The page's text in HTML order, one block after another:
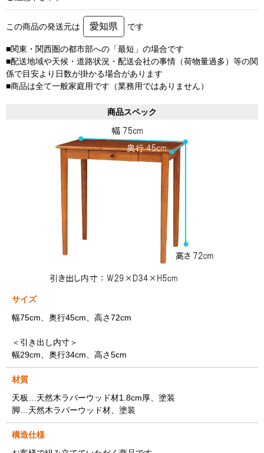
この商品の発送元は 愛知県 です
■関東・関西圏の都市部への「最短」の場合です
■配送地域や天候・道路状況・配送会社の事情（荷物量過多）等の関
係で目安より日数が掛かる場合があります
■商品は全て一般家庭用です（業務用ではありません）
商品スペック
サイズ
幅75cm、奥行45cm、高さ72cm
＜引き出し内寸＞
幅29cm、奥行34cm、高さ5cm
材質
天板…天然木ラバーウッド材1.8cm厚、塗装
脚…天然木ラバーウッド材、塗装
構造仕様